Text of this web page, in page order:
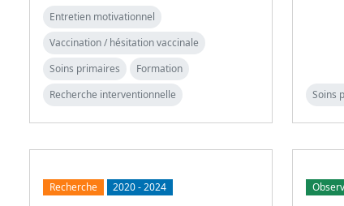
Entretien motivationnel
Vaccination / hésitation vaccinale
Soins primaires
Formation
Recherche interventionnelle
Soins
Recherche 2020-2024